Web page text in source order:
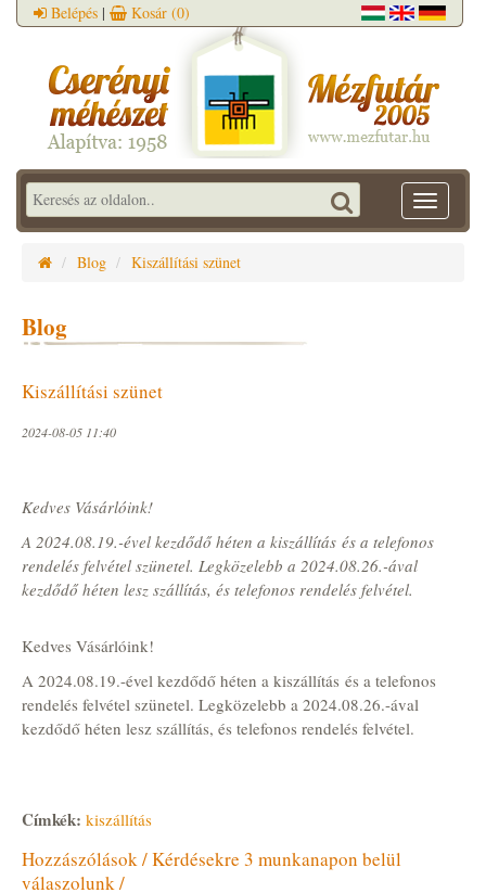
Belépés | Kosár (0)
Toggle
Blog
Kiszállítási szünet
Blog
Kiszállítási szünet
2024-08-05 11:40
Kedves Vásárlóink!
A 2024.08.19.-ével kezdődő héten a kiszállítás és a telefonos
rendelés felvétel szünetel. Legközelebb a 2024.08.26.-ával
kezdődő héten lesz szállítás, és telefonos rendelés felvétel.
Kedves Vásárlóink!
A 2024.08.19.-ével kezdődő héten a kiszállítás és a telefonos
rendelés felvétel szünetel. Legközelebb a 2024.08.26.-ával
kezdődő héten lesz szállítás, és telefonos rendelés felvétel.
Címkék: kiszállítás
Hozzászólások / Kérdésekre 3 munkanapon belül
válaszolunk /